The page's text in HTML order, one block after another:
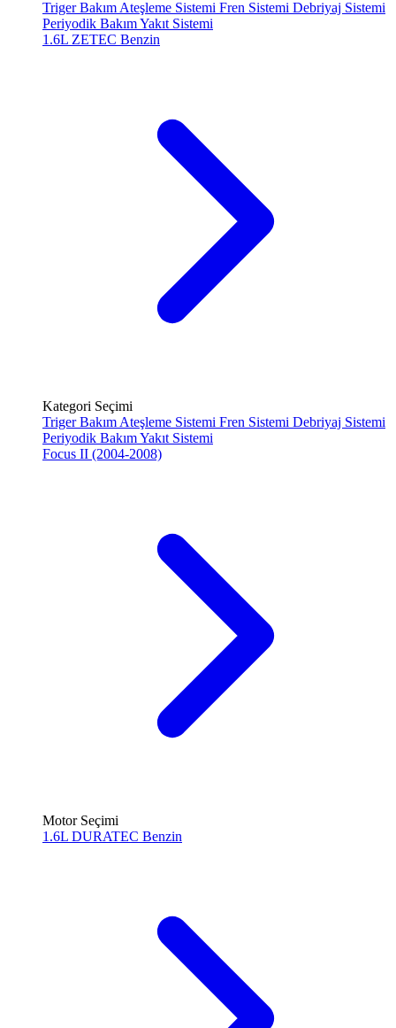
Triger Bakım Ateşleme Sistemi Fren Sistemi Debriyaj Sistemi
Periyodik BakımYakıt Sistemi
1.6L ZETEC Benzin
Kategori Seçimi
Triger Bakım Ateşleme Sistemi Fren Sistemi Debriyaj Sistemi
Periyodik BakımYakıt Sistemi
Focus II (2004-2008)
Motor Seçimi
1.6L DURATEC Benzin